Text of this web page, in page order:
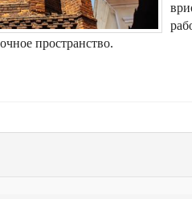
пространство.